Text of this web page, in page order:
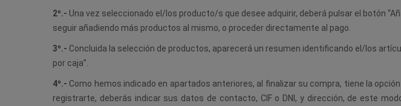
2º.- Una vez seleccionado el/los producto/s que desee adquirir, deberá pulsar el botón
seguir añadiendo más productos al mismo, o proceder directamente al pago.
3º.- Concluida la selección de productos, aparecerá un resumen identificando el/los
por caja”.
4º.- Como hemos indicado en apartados anteriores, al finalizar su compra, tiene la
registrarte, deberás indicar sus datos de contacto, CIF o DNI, y dirección, de este